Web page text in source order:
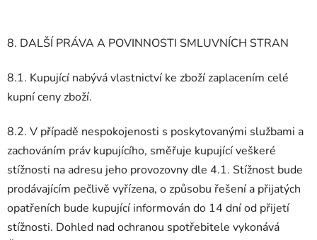
8. DALŠÍ PRÁVA A POVINNOSTI SMLUVNÍCH STRAN
8.1. Kupující nabývá vlastnictví ke zboží zaplacením celé
kupní ceny zboží.
8.2. V případě nespokojenosti s poskytovanými službami a
zachováním práv kupujícího, směřuje kupující veškeré
stížnosti na adresu jeho provozovny dle 4.1. Stížnost bude
prodávajícím pečlivě vyřízena, o způsobu řešení a přijatých
opatřeních bude kupující informován do 14 dní od přijetí
stížnosti. Dohled nad ochranou spotřebitele vykonává